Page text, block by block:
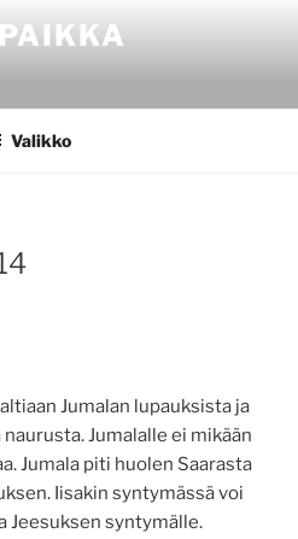
Valikko
Jumalan lupauksista ja
Jumalalle ei mikään
Jumala piti huolen Saarasta
Iisakin syntymässä voi
Jeesuksen syntymälle.